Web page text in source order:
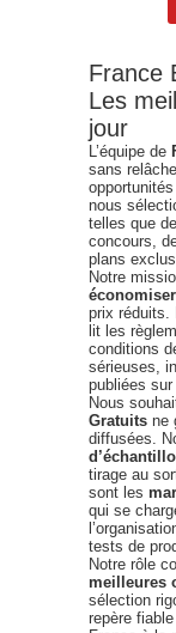
France
Les
jour
L’équipe de
sans
nous
telles que
concours,
plans
Notre
économiser
prix réduits.
lit les
conditions
sérieuses,
publiées sur
Nous
Gratuits ne
diffusées.
tirage au
sont les
qui se
tests de
Notre rôle
meilleures
sélection
repère